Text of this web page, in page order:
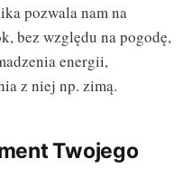
pozwala nam na
bez względu na pogodę,
energii,
z niej np. zimą.
Twojego